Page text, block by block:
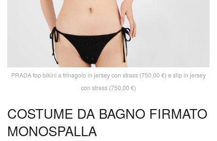
PRADA top bikini a trinagolo in jersey con strass (750,00 €) e slip in jersey
con strass (750,00 €)
COSTUME DA BAGNO FIRMATO
MONOSPALLA